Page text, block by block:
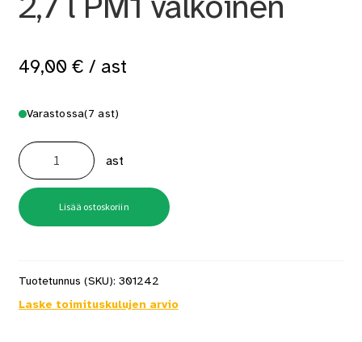
49,00 € / ast
Varastossa(7 ast)
Aitamaali
Valkoinen
2,7
l
PM1
valkoinen
määrä
ast
Lisää ostoskoriin
Tuotetunnus (SKU): 301242
Laske toimituskulujen arvio